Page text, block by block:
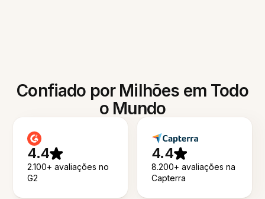
Confiado por Milhões em Todo
o Mundo
4.4
2.100+ avaliações no
G2
4.4
8.200+ avaliações na
Capterra